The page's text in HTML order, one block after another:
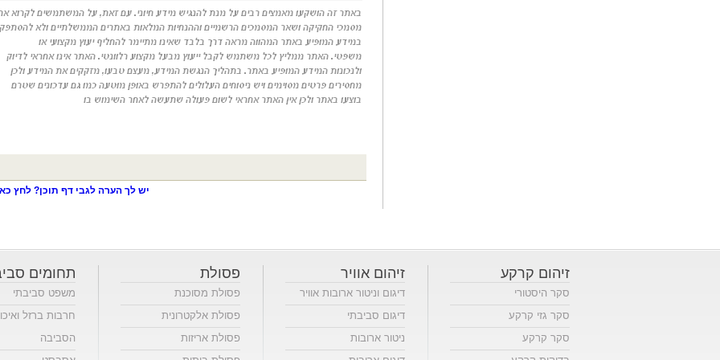
יש לך הערה לגבי דף תוכן? לחץ
זיהום קרקע
סקר היסטורי
סקר גזי קרקע
סקר קרקע
זיהום אוויר
דיגום וניטור ארובות אוויר
דיגום סביבתי
ניטור ארובות
פסולת
פסולת מסוכנת
פסולת אלקטרונית
פסולת אריזות
תחומים
משפט סביבתי
חרבות ברזל
הסביבה